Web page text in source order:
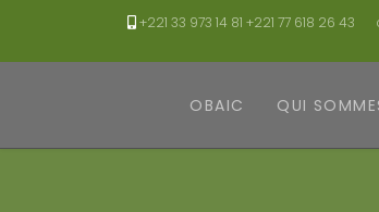
+221 33 973 14 81 +221 77 618 26 43
OBAIC QUI